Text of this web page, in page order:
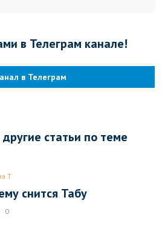
в Телеграм канале!
в Телеграм
статьи по теме
Т
снится Табу
0